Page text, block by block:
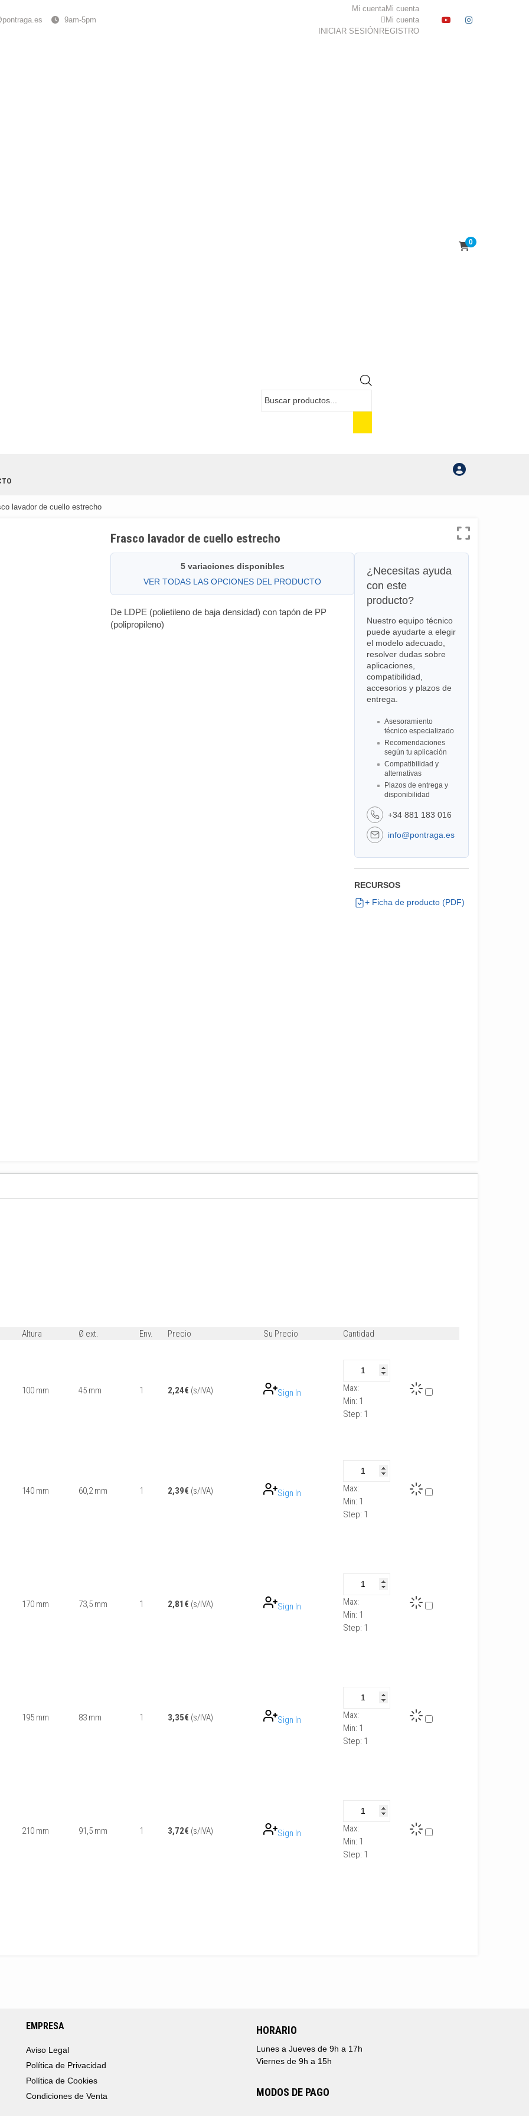
9am-5pm
Mi cuentaMi cuenta
Mi cuenta
INICIAR SESIÓN REGISTRO
YOUTUBE
Búsqueda
0
lavador de cuello estrecho
Frasco lavador de cuello estrecho
5 variaciones disponibles
VER TODAS LAS OPCIONES DEL PRODUCTO
De LDPE (polietileno de baja densidad) con tapón de PP
(polipropileno)
¿Necesitas ayuda
con este
producto?
Nuestro equipo técnico
puede ayudarte a elegir
el modelo adecuado,
resolver dudas sobre
aplicaciones,
compatibilidad,
accesorios y plazos de
entrega.
Asesoramiento
técnico especializado
Recomendaciones
según tu aplicación
Compatibilidad y
alternativas
Plazos de entrega y
disponibilidad
+34 881 183 016
info@pontraga.es
RECURSOS
+ Ficha de producto (PDF)
Altura Ø ext. Env. Precio Su Precio Cantidad
100 mm 45 mm 1 2,24€ (s/IVA) Sign In
Max:
Min: 1
Step: 1
140 mm 60,2 mm 1 2,39€ (s/IVA) Sign In
Max:
Min: 1
Step: 1
170 mm 73,5 mm 1 2,81 € (s/IVA) Sign In
Max:
Min: 1
Step: 1
195 mm 83 mm 1 3,35€ (s/IVA) Sign In
Max:
Min: 1
Step: 1
210 mm 91,5 mm 1 3,72€ (s/IVA) Sign In
Max:
Min: 1
Step: 1
EMPRESA
Aviso Legal
Política de Privacidad
Política de Cookies
Condiciones de Venta
HORARIO
Lunes a Jueves de 9h a 17h
Viernes de 9h a 15h
MODOS DE PAGO